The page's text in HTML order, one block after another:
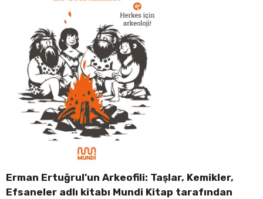
Erman Ertuğrul’un Arkeofili: Taşlar, Kemikler,
Efsaneler adlı kitabı Mundi Kitap tarafından